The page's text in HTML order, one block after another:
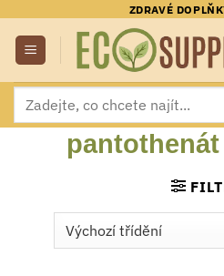
obsah
ZDRAVÉ
Hledat: